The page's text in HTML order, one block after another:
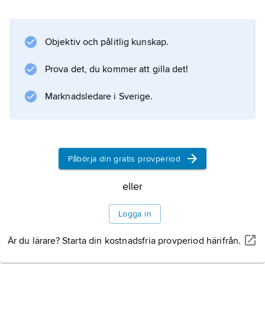
Objektiv och pålitlig kunskap.
Prova det, du kommer att gilla det!
Marknadsledare i Sverige.
Påbörja din gratis provperiod
eller
Logga in
Är du lärare? Starta din kostnadsfria provperiod härifrån.